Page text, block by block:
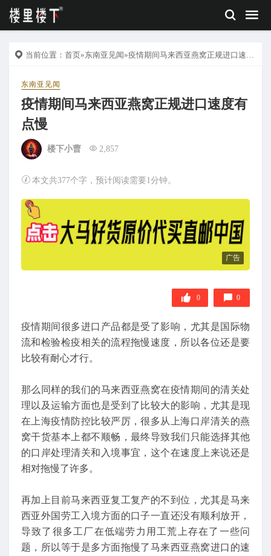
当前位置： 首页»东南亚见闻»疫情期间马来西亚燕窝正规进口速度有点慢
东南亚见闻
疫情期间马来西亚燕窝正规进口速度有
点慢
楼下小曹 2,857
本文共377个字，预计阅读需要1分钟。
广告
0 0
疫情期间很多进口产品都是受了影响，尤其是国际物
流和检验检疫相关的流程拖慢速度，所以各位还是要
比较有耐心才行。
那么同样的我们的马来西亚燕窝在疫情期间的清关处
理以及运输方面也是受到了比较大的影响，尤其是现
在上海疫情防控比较严厉，很多从上海口岸清关的燕
窝干货基本上都不顺畅，最终导致我们只能选择其他
的口岸处理清关和入境事宜，这个在速度上来说还是
相对拖慢了许多。
再加上目前马来西亚复工复产的不到位，尤其是马来
西亚外国劳工入境方面的口子一直还没有顺利放开，
导致了很多工厂在低端劳力用工荒上存在了一些问
题，所以等于是多方面拖慢了马来西亚燕窝进口的速